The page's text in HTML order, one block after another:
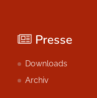
Presse
Downloads
Archiv